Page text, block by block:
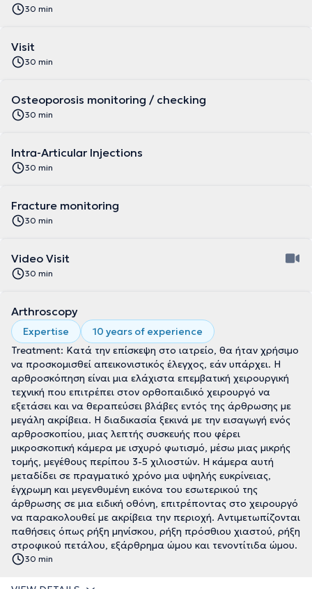
30 min
Visit
30 min
Osteoporosis monitoring / checking
30 min
Intra-Articular Injections
30 min
Fracture monitoring
30 min
Video Visit
30 min
Arthroscopy
Expertise
10 years of experience
Treatment: Κατά την επίσκεψη στο ιατρείο, θα ήταν χρήσιμο
να προσκομισθεί απεικονιστικός έλεγχος, εάν υπάρχει. Η
αρθροσκόπηση είναι μια ελάχιστα επεμβατική χειρουργική
τεχνική που επιτρέπει στον ορθοπαιδικό χειρουργό να
εξετάσει και να θεραπεύσει βλάβες εντός της άρθρωσης με
μεγάλη ακρίβεια. Η διαδικασία ξεκινά με την εισαγωγή ενός
αρθροσκοπίου, μιας λεπτής συσκευής που φέρει
μικροσκοπική κάμερα με ισχυρό φωτισμό, μέσω μιας μικρής
τομής, μεγέθους περίπου 3-5 χιλιοστών. Η κάμερα αυτή
μεταδίδει σε πραγματικό χρόνο μια υψηλής ευκρίνειας,
έγχρωμη και μεγενθυμένη εικόνα του εσωτερικού της
άρθρωσης σε μια ειδική οθόνη, επιτρέποντας στο χειρουργό
να παρακολουθεί με ακρίβεια την περιοχή. Αντιμετωπίζονται
παθήσεις όπως ρήξη μηνίσκου, ρήξη πρόσθιου χιαστού, ρήξη
στροφικού πετάλου, εξάρθρημα ώμου και τενοντίτιδα ώμου.
30 min